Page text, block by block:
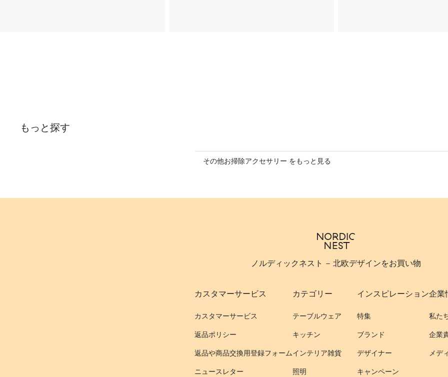
もっと探す
その他お掃除アクセサリー をもっと見る
ノルディックネスト - 北欧デザインをお買い物
カスタマーサービス
カスタマーサービス
返品ポリシー
返品や商品交換用登録フォーム
ニュースレター
カテゴリー
テーブルウェア
キッチン
インテリア雑貨
照明
インスピレーション
特集
ブランド
デザイナー
キャンペーン
企業
私た
企業
メデ